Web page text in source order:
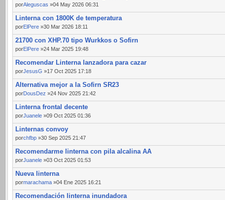
porAleguscas »04 May 2026 06:31
Linterna con 1800K de temperatura
porElPere »30 Mar 2026 18:11
21700 con XHP.70 tipo Wurkkos o Sofirn
porElPere »24 Mar 2025 19:48
Recomendar Linterna lanzadora para cazar
porJesusG »17 Oct 2025 17:18
Alternativa mejor a la Sofirn SR23
porDousDez »24 Nov 2025 21:42
Linterna frontal decente
porJuanele »09 Oct 2025 01:36
Linternas convoy
porchfbp »30 Sep 2025 21:47
Recomendarme linterna con pila alcalina AA
porJuanele »03 Oct 2025 01:53
Nueva linterna
pormarachama »04 Ene 2025 16:21
Recomendación linterna inundadora